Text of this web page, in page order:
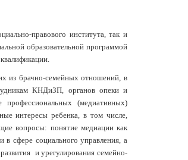
правового института, так и
образовательной программой
из брачно-семейных отношений, в
КНДиЗП, органов опеки и
(медиативных)
интересы ребенка, в том числе,
вопросы: понятие медиации как
в сфере социального управления, а
и урегулирования семейно-